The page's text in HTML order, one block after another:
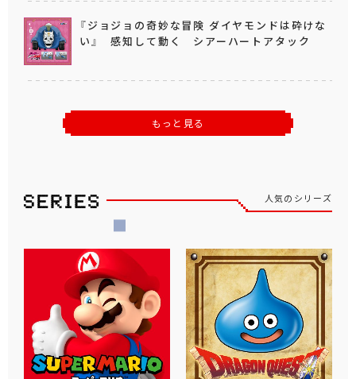
『ジョジョの奇妙な冒険 ダイヤモンドは砕けな
い』 感知して動く シアーハートアタック
もっと見る
人気のシリーズ